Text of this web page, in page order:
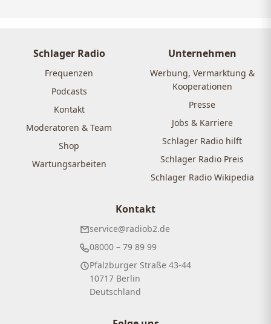
Schlager Radio
Frequenzen
Podcasts
Kontakt
Moderatoren & Team
Shop
Wartungsarbeiten
Unternehmen
Werbung, Vermarktung &
Kooperationen
Presse
Jobs & Karriere
Schlager Radio hilft
Schlager Radio Preis
Schlager Radio Wikipedia
Kontakt
service@radiob2.de
08000 – 79 89 99
Pfalzburger Straße 43-44
10717 Berlin
Deutschland